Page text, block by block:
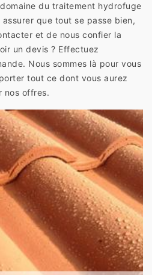
du traitement hydrofuge
que tout se passe bien,
et de nous confier la
un devis ? Effectuez
Nous sommes là pour vous
tout ce dont vous aurez
nos offres.